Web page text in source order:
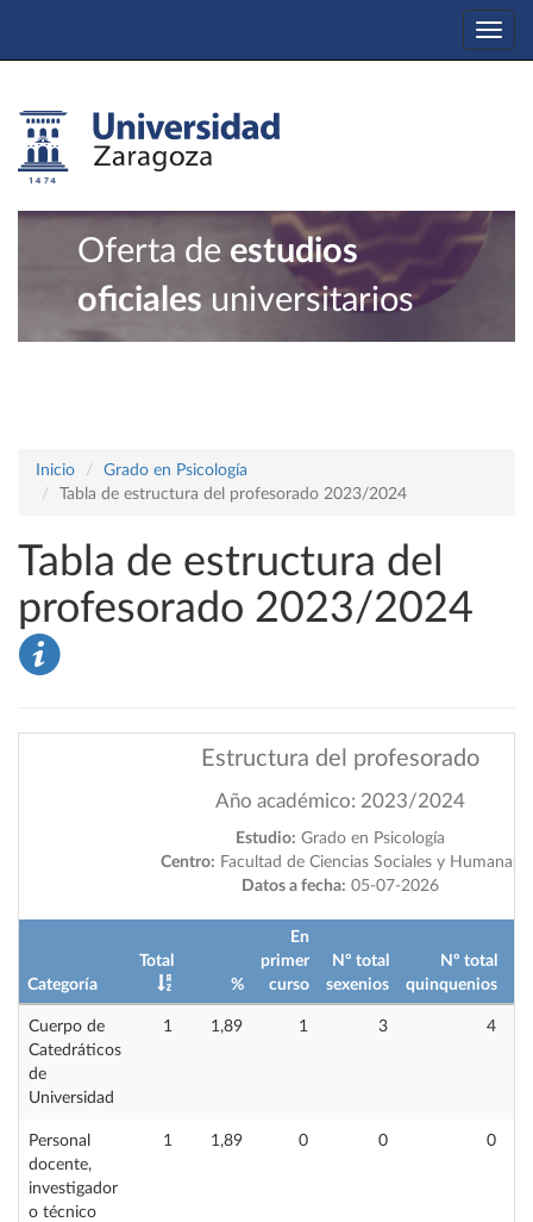
Oferta de estudios
oficiales universitarios
Inicio
Grado en Psicología
Tabla de estructura del profesorado 2023/2024
Tabla de estructura del
profesorado 2023/2024
Estructura del profesorado
Año académico: 2023/2024
Estudio: Grado en Psicología
Centro: Facultad de Ciencias Sociales y Humanas
Datos a fecha: 05-07-2026
Categoría
Total
%
En
primer
curso
Nº total
sexenios
Nº total
quinquenios
Cuerpo de
Catedráticos
de
Universidad
1 1,89 1 3 4
Personal
docente,
investigador
o técnico
1 1,89 0 0 0